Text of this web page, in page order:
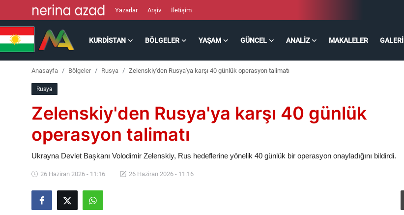
Yazarlar Arşiv İletişim
KURDISTAN BÖLGELER YAŞAM GÜNCEL ANALIZ MAKALELER GALERI
Makaleler
Anasayfa Bölgeler Rusya Zelenskiy'den Rusya'ya karşı 40 günlük operasyon talimatı
Rusya
Zelenskiy'den Rusya'ya karşı 40 günlük
operasyon talimatı
Ukrayna Devlet Başkanı Volodimir Zelenskiy, Rus hedeflerine yönelik 40 günlük bir operasyon onayladığını bildirdi.
26 Haziran 2026 - 11:16 26 Haziran 2026 - 11:16